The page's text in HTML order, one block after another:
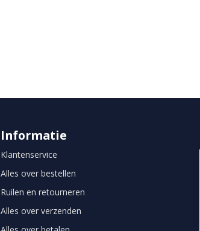
Informatie
Klantenservice
Alles over bestellen
Ruilen en retourneren
Alles over verzenden